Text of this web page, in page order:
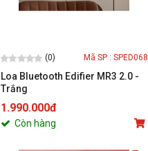
(0) Mã SP : SPED068
Loa Bluetooth Edifier MR3 2.0 -
Trắng
1.990.000đ
Còn hàng